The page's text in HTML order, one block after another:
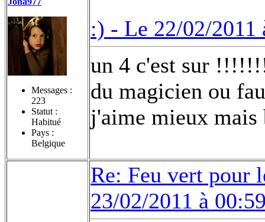
Messages :
223
Statut :
Habitué
Pays :
Belgique
:) - Le 22/02/2011
un 4 c'est sur
du magicien ou
j'aime mieux
Re: Feu vert pour
23/02/2011 à